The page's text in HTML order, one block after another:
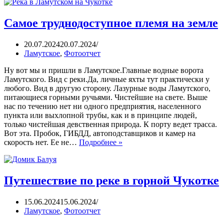
Самое труднодоступное племя на земле
20.07.202420.07.2024
Ламутское, Фотоотчет
Ну вот мы и пришли в Ламутское.Главные водные ворота
Ламутского. Вид с реки.Да, личные яхты тут практически у
любого. Вид в другую сторону. Лазурные воды Ламутского,
питающиеся горными ручьями. Чистейшие на свете. Выше
нас по течению нет ни одного предприятия, населенного
пункта или выхлопной трубы, как и в принципе людей,
только чистейшая девственная природа. К порту ведет трасса.
Вот эта. Пробок, ГИБДД, автоподставщиков и камер на
скорость нет. Ее не… Подробнее »
Путешествие по реке в горной Чукотке
15.06.202415.06.2024
Ламутское, Фотоотчет